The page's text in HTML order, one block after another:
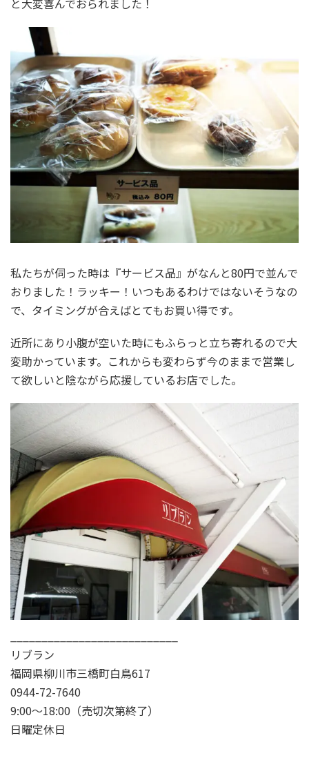
私たちが伺った時は『サービス品』がなんと80円で並んで
おりました！ラッキー！いつもあるわけではないそうなの
で、タイミングが合えばとてもお買い得です。
近所にあり小腹が空いた時にもふらっと立ち寄れるので大
変助かっています。これからも変わらず今のままで営業し
て欲しいと陰ながら応援しているお店でした。
リブラン
福岡県柳川市三橋町白鳥617
0944-72-7640
9:00〜18:00（売切次第終了）
日曜定休日